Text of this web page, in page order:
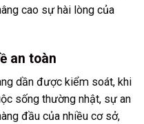
cao sự hài lòng của
an toàn
dần được kiểm soát, khi
sống thường nhật, sự an
đầu của nhiều cơ sở,